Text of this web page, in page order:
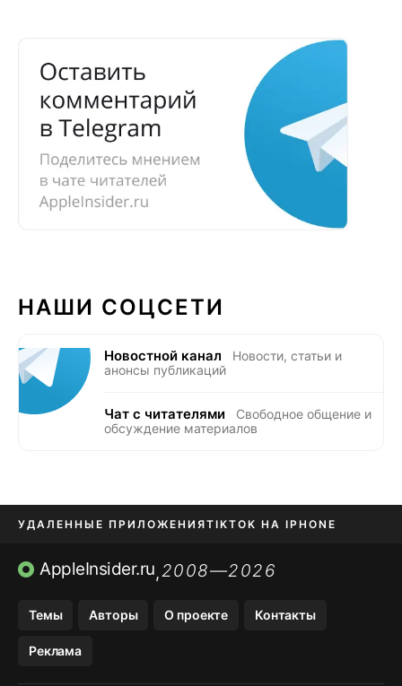
НАШИ СОЦСЕТИ
Новостной канал
Новости, статьи и
анонсы публикаций
Чат с читателями
Свободное общение и
обсуждение материалов
УДАЛЕННЫЕ ПРИЛОЖЕНИЯTIKTOK НА IPHONE
ПРИЛОЖЕНИЯ БЕЗ APP STORE
AppleInsider.ru,2008—2026
Темы Авторы О проекте Контакты
Реклама